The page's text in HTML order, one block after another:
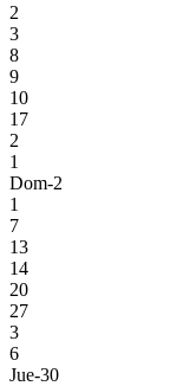
2
3
8
9
10
17
2
1
Dom-2
1
7
13
14
20
27
3
6
Jue-30